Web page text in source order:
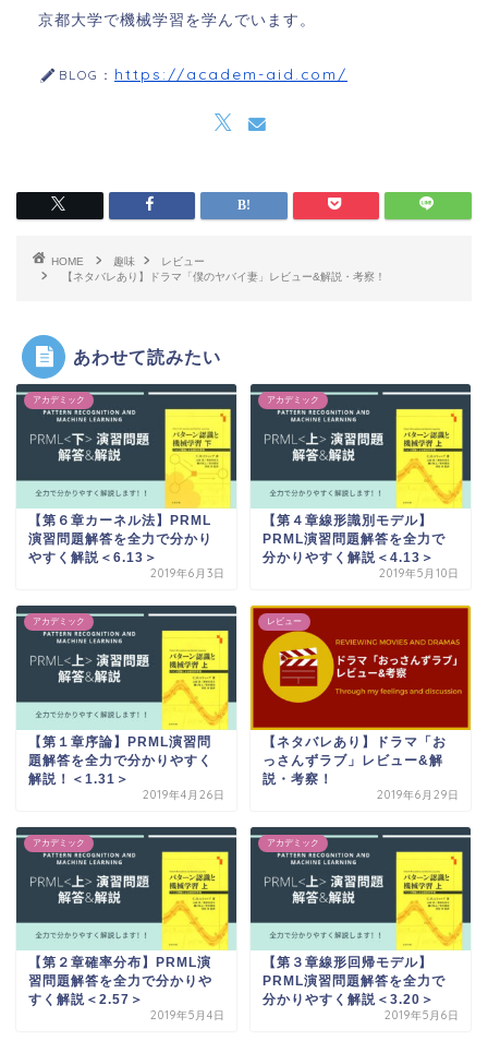
京都大学で機械学習を学んでいます。
BLOG： https://academ-aid.com/
HOME 趣味
レビュー
【ネタバレあり】ドラマ「僕のヤバイ妻」レビュー&解説・考察！
あわせて読みたい
アカデミック
【第６章カーネル法】PRML
演習問題解答を全力で分かり
やすく解説＜6.13＞
2019年6月3日
アカデミック
【第４章線形識別モデル】
PRML演習問題解答を全力で
分かりやすく解説＜4.13＞
2019年5月10日
アカデミック
【第１章序論】PRML演習問
題解答を全力で分かりやすく
解説！＜1.31＞
2019年4月26日
レビュー
【ネタバレあり】ドラマ「お
っさんずラブ」レビュー&解
説・考察！
2019年6月29日
アカデミック
【第２章確率分布】PRML演
習問題解答を全力で分かりや
すく解説＜2.57＞
2019年5月4日
アカデミック
【第３章線形回帰モデル】
PRML演習問題解答を全力で
分かりやすく解説＜3.20＞
2019年5月6日